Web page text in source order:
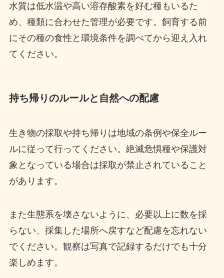
水質は低水温や高い溶存酸素を好む種もいるた
め、種類に合わせた管理が必要です。飼育する前
にその種の食性と環境条件を調べてから迎え入れ
てください。
持ち帰りのルールと自然への配慮
生き物の採取や持ち帰りは地域の条例や保全ルー
ルに従って行ってください。絶滅危惧種や保護対
象となっている場合は採取が禁止されていること
があります。
また生態系を壊さないように、必要以上に数を採
らない、採集した場所へ戻すなど配慮を忘れない
でください。観察は写真で記録するだけでも十分
楽しめます。